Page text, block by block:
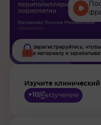
Зарегистрируйтесь,
к материалу и
Изучите
+10 изучение